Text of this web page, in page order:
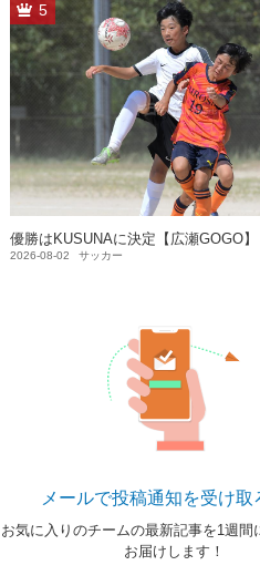
5
優勝はKUSUNAに決定【広瀬GOGO】
2026-08-02 サッカー
メールで投稿通知を受け取
お気に入りのチームの最新記事を1週間
お届けします！